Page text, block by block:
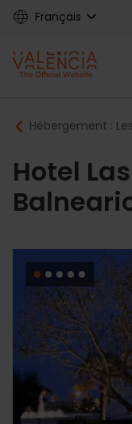
Skip
content
Français
Main
navigation
Hébergement :
Hotel